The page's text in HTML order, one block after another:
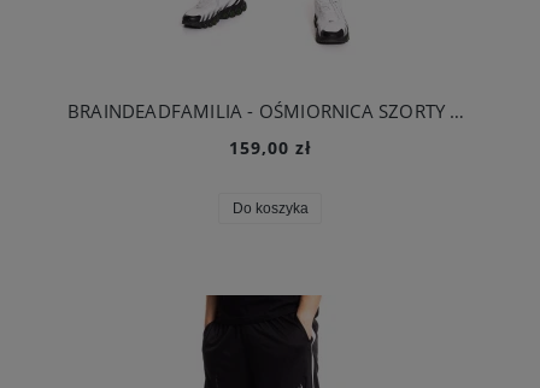
BRAINDEADFAMILIA - OŚMIORNICA SZORTY BASKETBALL CZARNE
159,00 zł
Do koszyka